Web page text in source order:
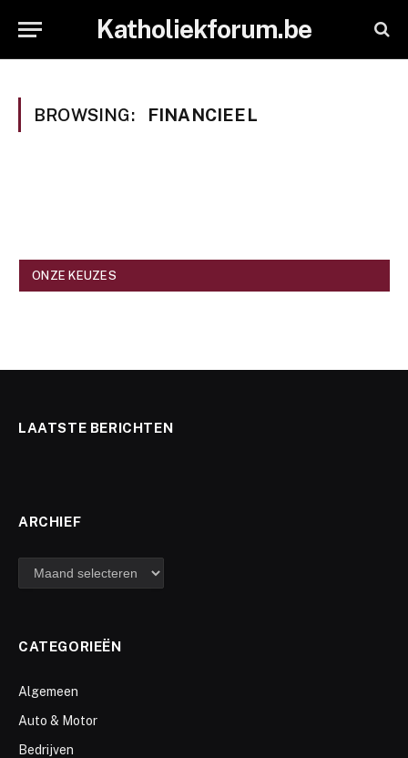
Katholiekforum.be
BROWSING: FINANCIEEL
ONZE KEUZES
LAATSTE BERICHTEN
ARCHIEF
archief
CATEGORIEËN
Algemeen
Auto & Motor
Bedrijven